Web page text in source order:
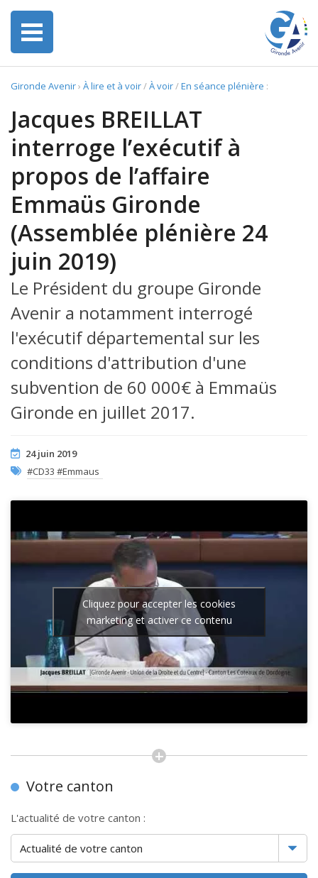
Gironde Avenir› À lire et à voir/À voir/En séance plénière :
Jacques BREILLAT
interroge l’exécutif à
propos de l’affaire
Emmaüs Gironde
(Assemblée plénière 24
juin 2019)
Le Président du groupe Gironde
Avenir a notamment interrogé
l'exécutif départemental sur les
conditions d'attribution d'une
subvention de 60 000€ à Emmaüs
Gironde en juillet 2017.
24 juin 2019
#CD33 #Emmaus
Cliquez pour accepter les cookies
marketing et activer ce contenu
Votre canton
L'actualité de votre canton :